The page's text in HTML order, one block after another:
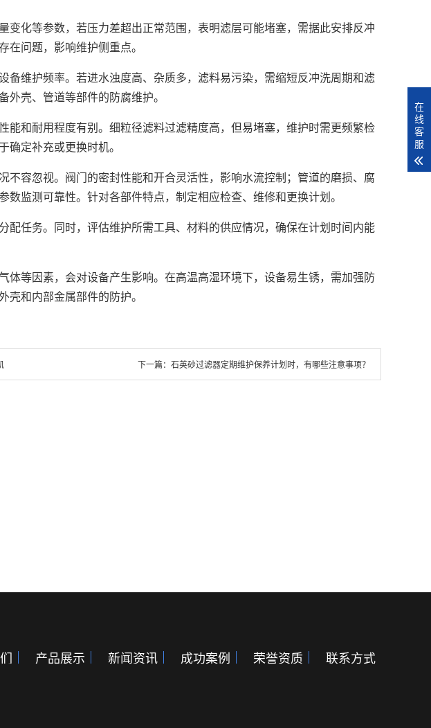
变化等参数，若压力差超出正常范围，表明滤层可能堵塞，需据此安排反冲
问题，影响维护侧重点。
备维护频率。若进水浊度高、杂质多，滤料易污染，需缩短反冲洗周期和滤
壳、管道等部件的防腐维护。
能和耐用程度有别。细粒径滤料过滤精度高，但易堵塞，维护时需更频繁检
确定补充或更换时机。
不容忽视。阀门的密封性能和开合灵活性，影响水流控制；管道的磨损、腐
监测可靠性。针对各部件特点，制定相应检查、维修和更换计划。
配任务。同时，评估维护所需工具、材料的供应情况，确保在计划时间内能
体等因素，会对设备产生影响。在高温高湿环境下，设备易生锈，需加强防
壳和内部金属部件的防护。
下一篇： 石英砂过滤器定期维护保养计划时，有哪些注意事项？
产品展示 新闻资讯 成功案例 荣誉资质 联系方式
在
线
客
服